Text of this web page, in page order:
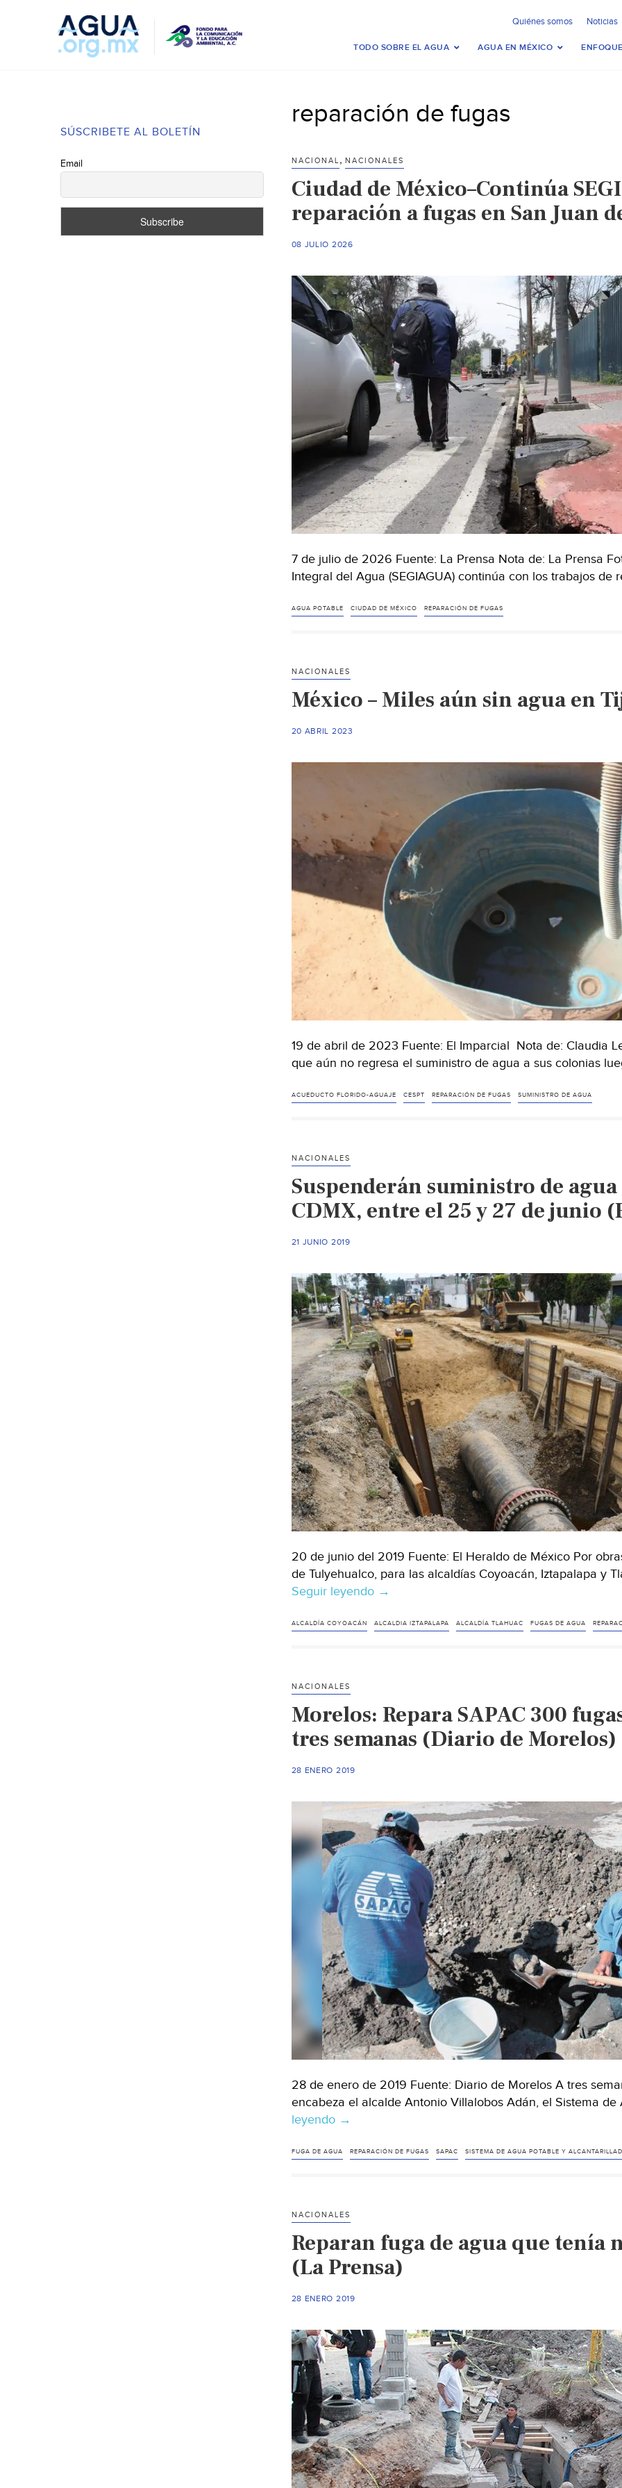
Quiénes somos Noticias
TODO SOBRE EL AGUA AGUA EN MÉXICO
SÚSCRIBETE AL BOLETÍN
Email
reparación de fugas
NACIONAL , NACIONALES
Ciudad de México–Continúa
reparación a fugas en San Juan
08 JULIO 2026
7 de julio de 2026 Fuente: La Prensa Nota de: La Prensa
Integral del Agua (SEGIAGUA) continúa con los trabajos de
AGUA POTABLE CIUDAD DE MÉXICO REPARACIÓN DE FUGAS
NACIONALES
México – Miles aún sin agua en
20 ABRIL 2023
19 de abril de 2023 Fuente: El Imparcial Nota de: Claudia
que aún no regresa el suministro de agua a sus colonias
ACUEDUCTO FLORIDO-AGUAJE CESPT REPARACIÓN DE FUGAS SUMINISTRO DE AGUA
NACIONALES
Suspenderán suministro de
CDMX, entre el 25 y 27 de junio
21 JUNIO 2019
20 de junio del 2019 Fuente: El Heraldo de México Por
de Tulyehualco, para las alcaldías Coyoacán, Iztapalapa y
Seguir leyendo Suspenderán
de
de
CDMX,
25
y
27
junio
(El
Heraldo
de
México)
→
ALCALDÍA COYOACÁN ALCALDIA IZTAPALAPA ALCALDÍA TLAHUAC FUGAS DE AGUA
NACIONALES
Morelos: Repara SAPAC 300
tres semanas (Diario de Morelos)
28 ENERO 2019
28 de enero de 2019 Fuente: Diario de Morelos A tres
encabeza el alcalde Antonio Villalobos Adán, el Sistema
leyendo Morelos:
SAPAC
agua
en
primeras
tres
semanas
de
Morelos)
→
FUGA DE AGUA REPARACIÓN DE FUGAS SAPAC SISTEMA DE AGUA POTABLE Y
NACIONALES
Reparan fuga de agua que tenía
(La Prensa)
28 ENERO 2019